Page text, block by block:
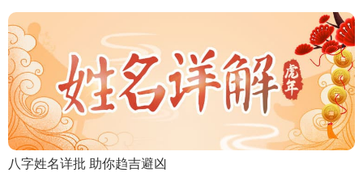
八字姓名详批 助你趋吉避凶